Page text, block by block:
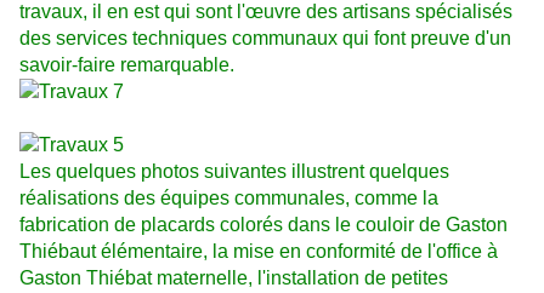
travaux, il en est qui sont l'œuvre des artisans spécialisés
des services techniques communaux qui font preuve d'un
savoir-faire remarquable.
Les quelques photos suivantes illustrent quelques
réalisations des équipes communales, comme la
fabrication de placards colorés dans le couloir de Gaston
Thiébaut élémentaire, la mise en conformité de l'office à
Gaston Thiébat maternelle, l'installation de petites